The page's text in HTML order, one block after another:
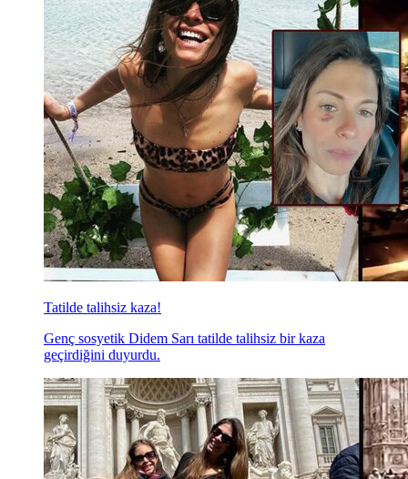
Tatilde talihsiz kaza!
Genç sosyetik Didem Sarı tatilde talihsiz bir kaza
geçirdiğini duyurdu.